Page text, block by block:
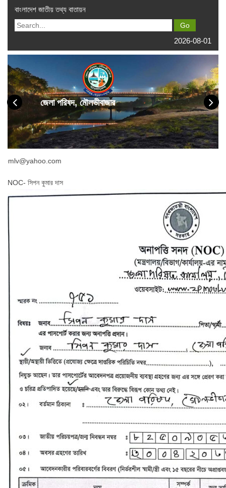
বাংলাদেশ জাতীয় তথ্য বাতায়ন
2026-08-01
জেলা পরিষদ, মৌলভীবাজার
NOC- সিপন কুমার দাস